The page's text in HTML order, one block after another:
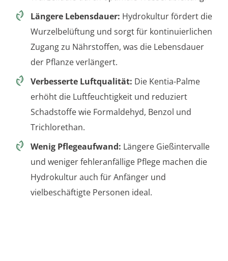
Längere Lebensdauer: Hydrokultur fördert die
Wurzelbelüftung und sorgt für kontinuierlichen
Zugang zu Nährstoffen, was die Lebensdauer
der Pflanze verlängert.
Verbesserte Luftqualität: Die Kentia-Palme
erhöht die Luftfeuchtigkeit und reduziert
Schadstoffe wie Formaldehyd, Benzol und
Trichlorethan.
Wenig Pflegeaufwand: Längere Gießintervalle
und weniger fehleranfällige Pflege machen die
Hydrokultur auch für Anfänger und
vielbeschäftigte Personen ideal.